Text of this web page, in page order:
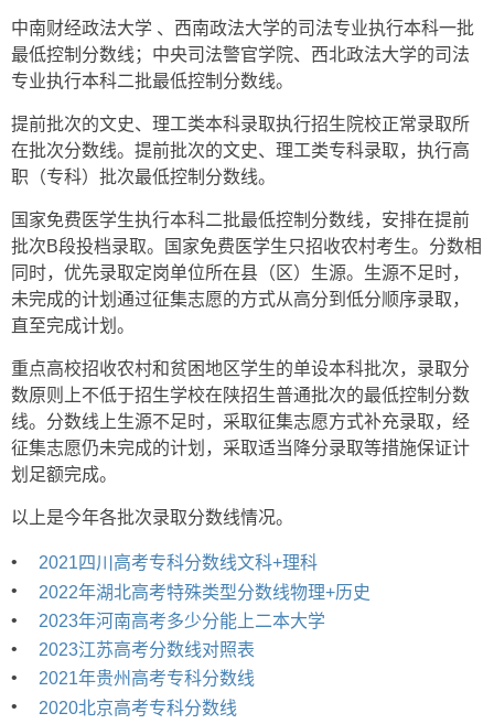
中南财经政法大学 、西南政法大学的司法专业执行本科一批
最低控制分数线；中央司法警官学院、西北政法大学的司法
专业执行本科二批最低控制分数线。
提前批次的文史、理工类本科录取执行招生院校正常录取所
在批次分数线。提前批次的文史、理工类专科录取，执行高
职（专科）批次最低控制分数线。
国家免费医学生执行本科二批最低控制分数线，安排在提前
批次B段投档录取。国家免费医学生只招收农村考生。分数相
同时，优先录取定岗单位所在县（区）生源。生源不足时，
未完成的计划通过征集志愿的方式从高分到低分顺序录取，
直至完成计划。
重点高校招收农村和贫困地区学生的单设本科批次，录取分
数原则上不低于招生学校在陕招生普通批次的最低控制分数
线。分数线上生源不足时，采取征集志愿方式补充录取，经
征集志愿仍未完成的计划，采取适当降分录取等措施保证计
划足额完成。
以上是今年各批次录取分数线情况。
•
2021四川高考专科分数线文科+理科
•
2022年湖北高考特殊类型分数线物理+历史
•
2023年河南高考多少分能上二本大学
•
2023江苏高考分数线对照表
•
2021年贵州高考专科分数线
•
2020北京高考专科分数线